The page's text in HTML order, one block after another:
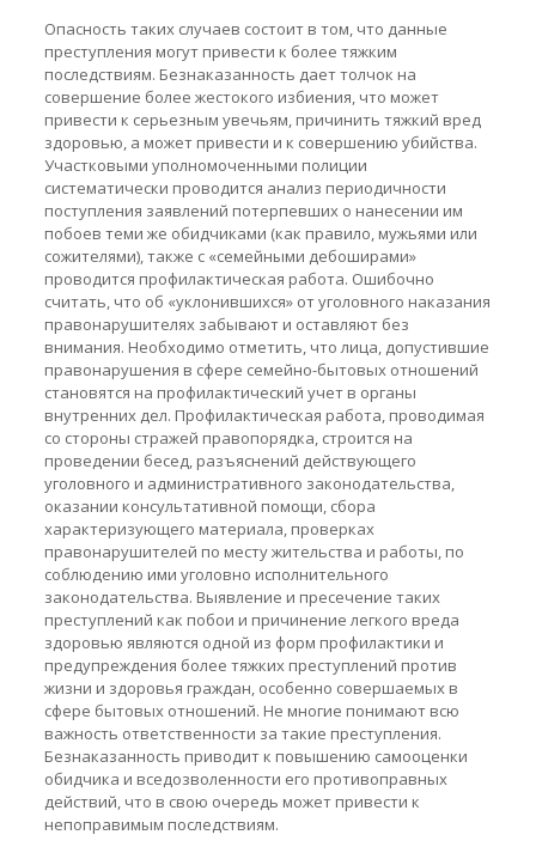
Опасность таких случаев состоит в том, что данные
преступления могут привести к более тяжким
последствиям. Безнаказанность дает толчок на
совершение более жестокого избиения, что может
привести к серьезным увечьям, причинить тяжкий вред
здоровью, а может привести и к совершению убийства.
Участковыми уполномоченными полиции
систематически проводится анализ периодичности
поступления заявлений потерпевших о нанесении им
побоев теми же обидчиками (как правило, мужьями или
сожителями), также с «семейными дебоширами»
проводится профилактическая работа. Ошибочно
считать, что об «уклонившихся» от уголовного наказания
правонарушителях забывают и оставляют без
внимания. Необходимо отметить, что лица, допустившие
правонарушения в сфере семейно-бытовых отношений
становятся на профилактический учет в органы
внутренних дел. Профилактическая работа, проводимая
со стороны стражей правопорядка, строится на
проведении бесед, разъяснений действующего
уголовного и административного законодательства,
оказании консультативной помощи, сбора
характеризующего материала, проверках
правонарушителей по месту жительства и работы, по
соблюдению ими уголовно исполнительного
законодательства. Выявление и пресечение таких
преступлений как побои и причинение легкого вреда
здоровью являются одной из форм профилактики и
предупреждения более тяжких преступлений против
жизни и здоровья граждан, особенно совершаемых в
сфере бытовых отношений. Не многие понимают всю
важность ответственности за такие преступления.
Безнаказанность приводит к повышению самооценки
обидчика и вседозволенности его противоправных
действий, что в свою очередь может привести к
непоправимым последствиям.